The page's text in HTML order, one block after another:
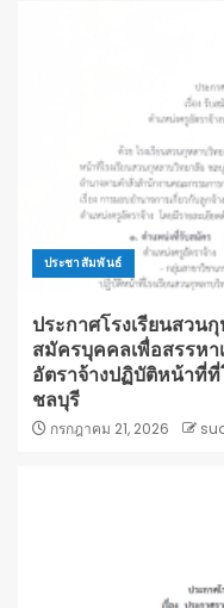
ประชาสัมพันธ์
ประกาศโรงเรียนสวน
สมัครบุคคลเพื่อสรรหา
อัตราจ้างปฏิบัติหน้าที่ที่
ชลบุรี
กรกฎาคม 21, 2026